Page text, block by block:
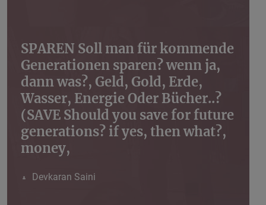
SPAREN Soll man für kommende
Generationen sparen? wenn ja,
dann was?, Geld, Gold, Erde,
Wasser, Energie Oder Bücher..?
(SAVE Should you save for future
generations? if yes, then what?,
money,
Devkaran Saini